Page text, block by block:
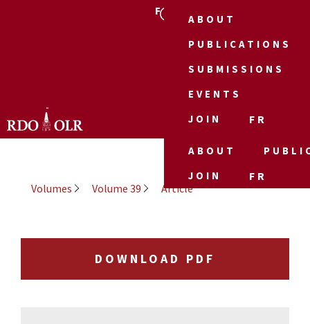
FR
ABOUT
PUBLICATIONS
SUBMISSIONS
EVENTS
JOIN
FR
ABOUT
JOIN
FR
Volumes
Volume 39 Article
DOWNLOAD PDF